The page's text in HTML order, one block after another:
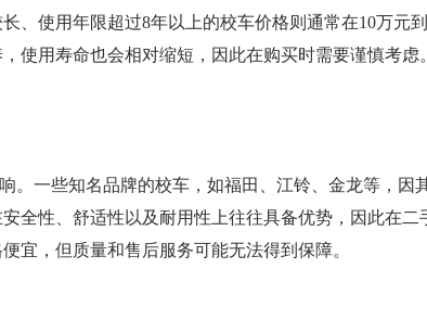
、使用年限超过8年以上的校车价格则通常在10万元
使用寿命也会相对缩短，因此在购买时需要谨慎考虑。
。一些知名品牌的校车，如福田、江铃、金龙等，因
全性、舒适性以及耐用性上往往具备优势，因此在
宜，但质量和售后服务可能无法得到保障。